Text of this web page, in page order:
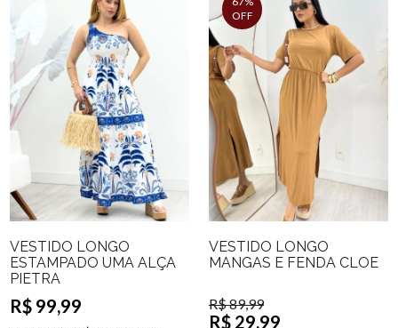
VESTIDO LONGO
ESTAMPADO UMA ALÇA
PIETRA
R$ 99,99
OFF
VESTIDO LONGO
MANGAS E FENDA CLOE
R$ 89,99
R$ 29,99